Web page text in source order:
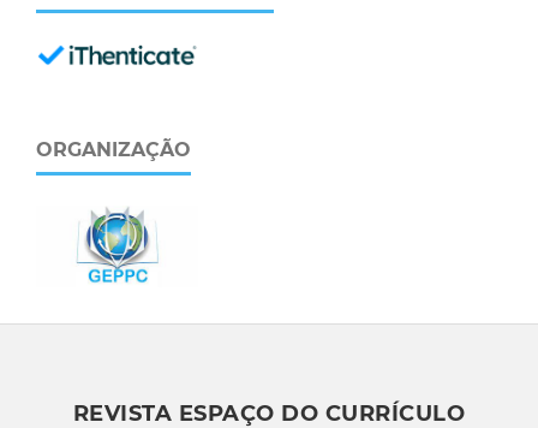
ORGANIZAÇÃO
REVISTA ESPAÇO DO CURRÍCULO